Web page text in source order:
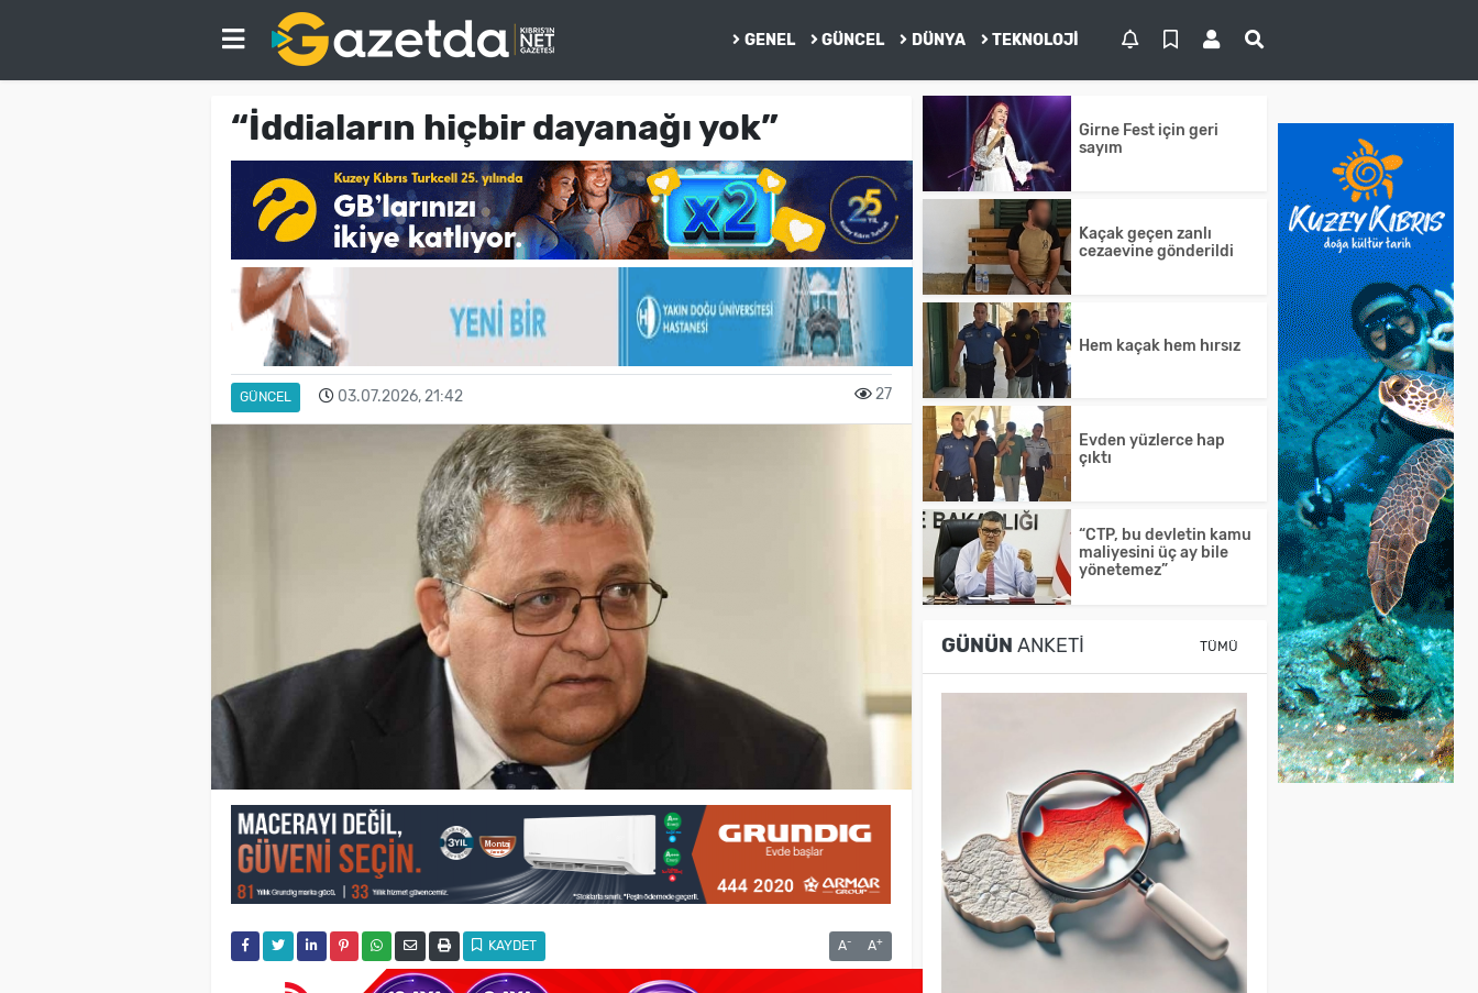
GENEL GÜNCEL DÜNYA TEKNOLOJI
“İddiaların hiçbir dayanağı yok”
GÜNCEL 03.07.2026, 21:42 27
KAYDET A- A+
Girne Fest için geri
sayım
Kaçak geçen zanlı
cezaevine gönderildi
Hem kaçak hem hırsız
Evden yüzlerce hap
çıktı
“CTP, bu devletin kamu
maliyesini üç ay bile
yönetemez”
GÜNÜN ANKETI TÜMÜ